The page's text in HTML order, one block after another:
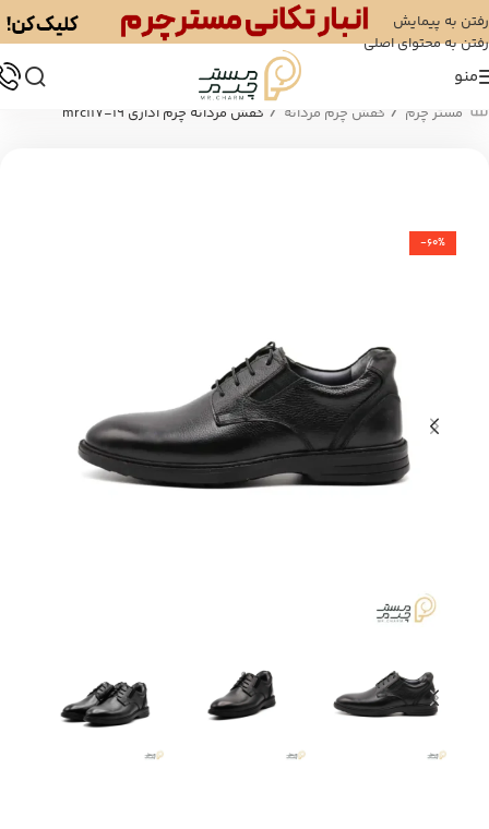
رفتن به پیمایش
رفتن به محتوای اصلی
منو
مستر چرم / کفش چرم مردانه / کفش مردانه چرم اداری mrc117-19
-60%